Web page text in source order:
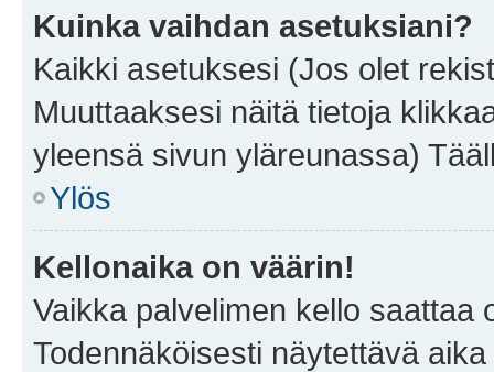
Kuinka vaihdan asetuksiani?
Kaikki asetuksesi (Jos olet
Muuttaaksesi näitä tietoja
yleensä sivun yläreunassa)
Ylös
Kellonaika on väärin!
Vaikka palvelimen kello saattaa
Todennäköisesti näytettävä